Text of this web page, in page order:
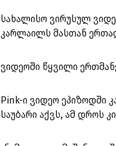
სახალისო ვირუსულ
კარლაილს მასთან
ვიდეოში წყვილი
Pink-ი ვიდეო ეპიზოდში
საუბარი აქვს, ამ დროს